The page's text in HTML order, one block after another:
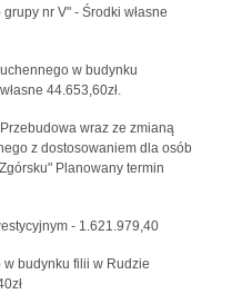
nr V" - Środki własne
w budynku
44.653,60zł.
wraz ze zmianą
z dostosowaniem dla osób
Planowany termin
- 1.621.979,40
budynku filii w Rudzie